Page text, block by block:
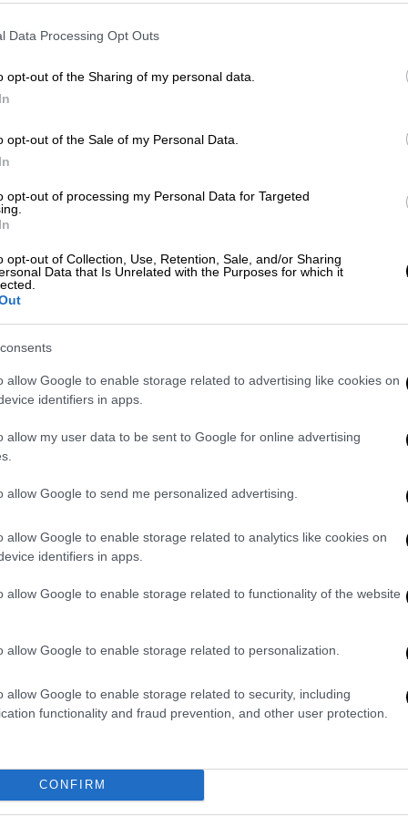
Data Processing Opt Outs
opt-out of the Sharing of my personal data.
opt-out of the Sale of my Personal Data.
opt-out of processing my Personal Data for Targeted
opt-out of Collection, Use, Retention, Sale, and/or Sharing
Data that Is Unrelated with the Purposes for which it
allow Google to enable storage related to advertising like cookies on
identifiers in apps.
allow my user data to be sent to Google for online advertising
allow Google to send me personalized advertising.
allow Google to enable storage related to analytics like cookies on
identifiers in apps.
allow Google to enable storage related to functionality of the website
allow Google to enable storage related to personalization.
allow Google to enable storage related to security, including
functionality and fraud prevention, and other user protection.
CONFIRM
υπάρχουν σεΑθήνα, Θεσσαλονίκη,
και αλλού. Μπορείτε να δείτε την
και Πολιτιστικής
Κληρονομιάς
ιδιωτικού δικαίου ορισμένου
των αιτήσεων ορίζεται ηΠέμπτη 19
.
για ορισμένες θέσεις,
β) υπολογιστικών φύλλων, και γ)
στις εν λόγω θέσεις.
τις δύο αυτές πιστοποιήσεις, τώρα,
Πιστοποίηση της
από το ΑΣΕΠ,που παρέχει